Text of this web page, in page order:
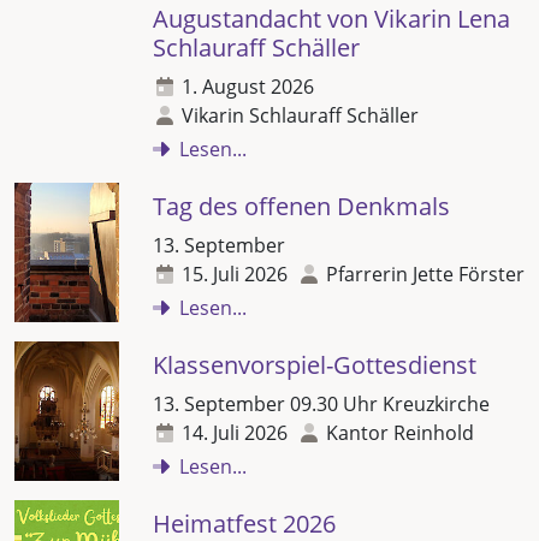
Augustandacht von Vikarin Lena
Schlauraff Schäller
1. August 2026
Vikarin Schlauraff Schäller
Lesen...
Tag des offenen Denkmals
13. September
15. Juli 2026
Pfarrerin Jette Förster
Lesen...
Klassenvorspiel-Gottesdienst
13. September 09.30 Uhr Kreuzkirche
14. Juli 2026
Kantor Reinhold
Lesen...
Heimatfest 2026